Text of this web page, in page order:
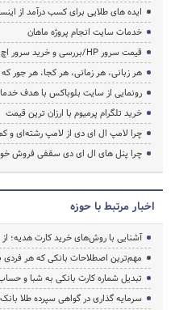
ایده های طلایی برای کسب درآمد از
خدمات سایت انجام پروژه ماهان
قیمت سرور HP/بررسی و خرید سرور اچ پی
هر زبانی، هر زمانی، هر کجا، هر جور که
رونمایی از سایت بلوباکس با هدف
خرید تلگرام پرمیوم با ارزان ترین قیمت
چرا لامپ ال ای دی از لامپ رشته‌ای و
چرا پنل های ال ای دی سقفی فروش
اخبار مرتبط با حوزه
آشنایی با روش‌های خرید کارت هدیه؛
مهم‌ترین اصطلاحات بانکی که هر فردی
تبدیل شماره کارت بانکی به شبا و
سرمایه گذاری در گواهی سپرده طلا